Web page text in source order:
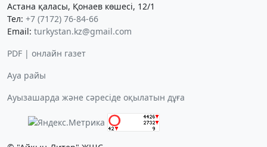
Астана қаласы, Қонаев көшесі, 12/1
Тел: +7 (7172) 76-84-66
Email: turkystan.kz@gmail.com
PDF | онлайн газет
Ауа райы
Ауызашарда және сәресіде оқылатын дұға